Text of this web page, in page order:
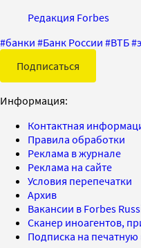
Редакция Forbes
#банки #Банк России #ВТБ#
Подписаться
Информация:
Контактная
Правила обработки
Реклама в журнале
Реклама на сайте
Условия перепечатки
Архив
Вакансии в Forbes
Сканер иноагентов,
Подписка на